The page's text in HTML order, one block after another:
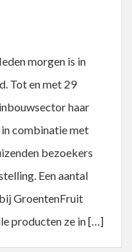
morgen is in
Tot en met 29
haar
combinatie met
bezoekers
Een aantal
GroentenFruit
producten ze in […]